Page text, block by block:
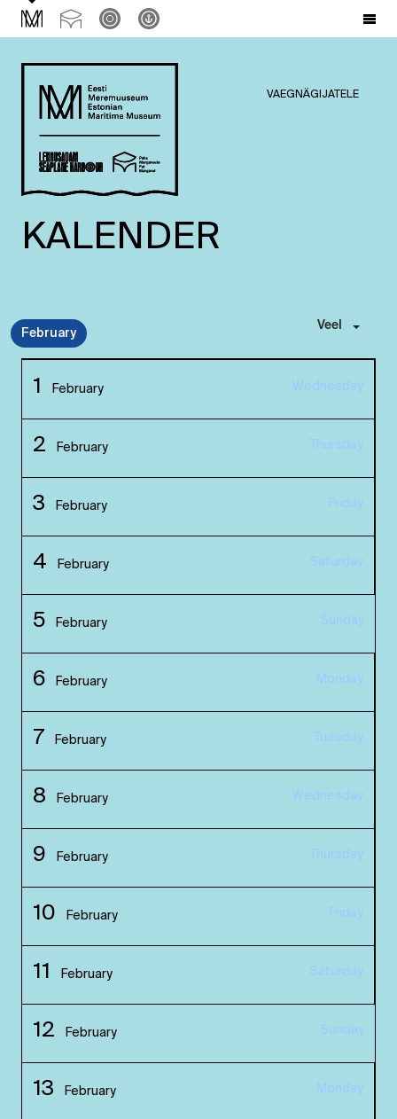
VAEGNÄGIJATELE
KALENDER
February
Veel
1 February Wednesday
2 February Thursday
3 February Friday
4 February Saturday
5 February Sunday
6 February Monday
7 February Tuesday
8 February Wednesday
9 February Thursday
10 February Friday
11 February Saturday
12 February Sunday
13 February Monday